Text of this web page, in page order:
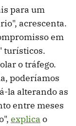
para um
acrescenta.
em
turísticos.
o tráfego.
poderíamos
la alterando as
entre meses
explica o